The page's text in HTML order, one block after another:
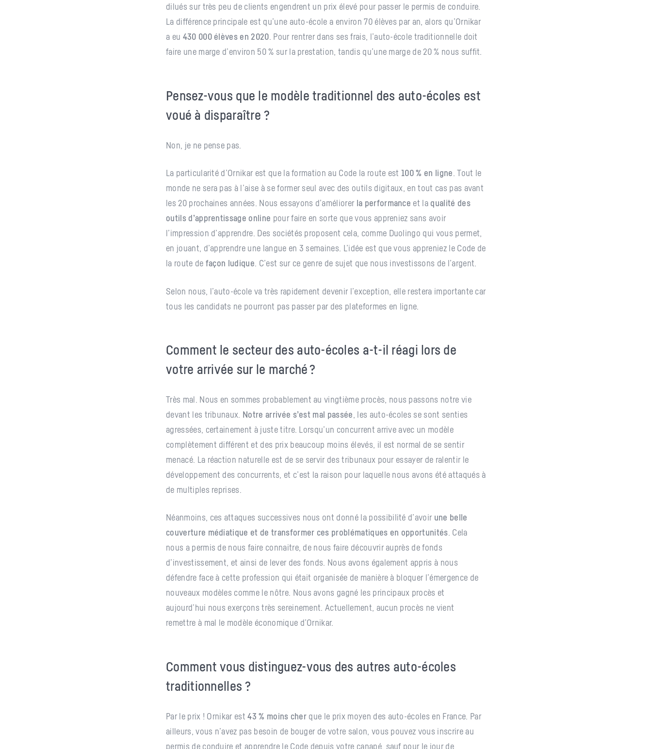
dilués sur très peu de clients engendrent un prix élevé pour passer le permis de conduire.
La différence principale est qu’une auto-école a environ 70 élèves par an, alors qu’Ornikar
a eu 430 000 élèves en 2020 . Pour rentrer dans ses frais, l’auto-école traditionnelle doit
faire une marge d’environ 50 % sur la prestation, tandis qu’une marge de 20 % nous suffit.
Pensez-vous que le modèle traditionnel des auto-écoles est
voué à disparaître ?
Non, je ne pense pas.
La particularité d’Ornikar est que la formation au Code la route est100 % en ligne . Tout le
monde ne sera pas à l’aise à se former seul avec des outils digitaux, en tout cas pas avant
les 20 prochaines années. Nous essayons d’améliorer la performance et la qualité des
outils d’apprentissage online pour faire en sorte que vous appreniez sans avoir
l’impression d’apprendre. Des sociétés proposent cela, comme Duolingo qui vous permet,
en jouant, d’apprendre une langue en 3 semaines. L’idée est que vous appreniez le Code de
la route de façon ludique . C’est sur ce genre de sujet que nous investissons de l’argent.
Selon nous, l’auto-école va très rapidement devenir l’exception, elle restera importante car
tous les candidats ne pourront pas passer par des plateformes en ligne.
Comment le secteur des auto-écoles a-t-il réagi lors de
votre arrivée sur le marché ?
Très mal. Nous en sommes probablement au vingtième procès, nous passons notre vie
devant les tribunaux. Notre arrivée s’est mal passée , les auto-écoles se sont senties
agressées, certainement à juste titre. Lorsqu’un concurrent arrive avec un modèle
complètement différent et des prix beaucoup moins élevés, il est normal de se sentir
menacé. La réaction naturelle est de se servir des tribunaux pour essayer de ralentir le
développement des concurrents, et c’est la raison pour laquelle nous avons été attaqués à
de multiples reprises.
Néanmoins, ces attaques successives nous ont donné la possibilité d’avoir une belle
couverture médiatique et de transformer ces problématiques en opportunités . Cela
nous a permis de nous faire connaitre, de nous faire découvrir auprès de fonds
d’investissement, et ainsi de lever des fonds. Nous avons également appris à nous
défendre face à cette profession qui était organisée de manière à bloquer l’émergence de
nouveaux modèles comme le nôtre. Nous avons gagné les principaux procès et
aujourd’hui nous exerçons très sereinement. Actuellement, aucun procès ne vient
remettre à mal le modèle économique d’Ornikar.
Comment vous distinguez-vous des autres auto-écoles
traditionnelles ?
Par le prix ! Ornikar est43 % moins cher que le prix moyen des auto-écoles en France. Par
ailleurs, vous n’avez pas besoin de bouger de votre salon, vous pouvez vous inscrire au
permis de conduire et apprendre le Code depuis votre canapé, sauf pour le jour de